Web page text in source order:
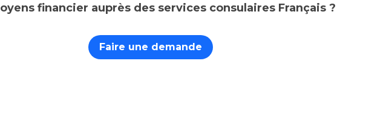
financier auprès des services consulaires Français ?
Faire une demande